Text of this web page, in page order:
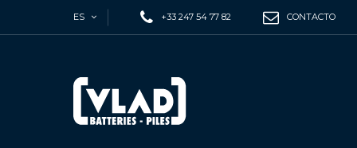
ES +33 247 54 77 82 CONTACTO